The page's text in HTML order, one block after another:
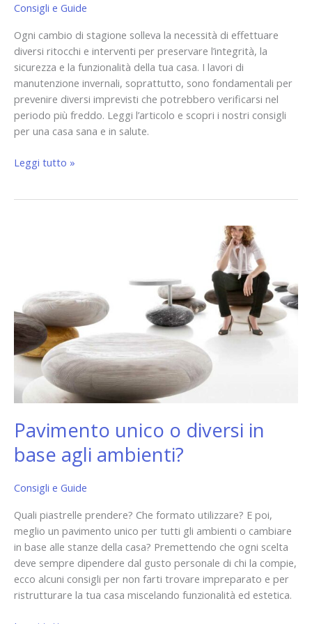
Consigli e Guide
Ogni cambio di stagione solleva la necessità di effettuare
diversi ritocchi e interventi per preservare l’integrità, la
sicurezza e la funzionalità della tua casa. I lavori di
manutenzione invernali, soprattutto, sono fondamentali per
prevenire diversi imprevisti che potrebbero verificarsi nel
periodo più freddo. Leggi l’articolo e scopri i nostri consigli
per una casa sana e in salute.
Leggi tutto »
Pavimento unico o diversi in
base agli ambienti?
Consigli e Guide
Quali piastrelle prendere? Che formato utilizzare? E poi,
meglio un pavimento unico per tutti gli ambienti o cambiare
in base alle stanze della casa? Premettendo che ogni scelta
deve sempre dipendere dal gusto personale di chi la compie,
ecco alcuni consigli per non farti trovare impreparato e per
ristrutturare la tua casa miscelando funzionalità ed estetica.
base
agli
ambienti?